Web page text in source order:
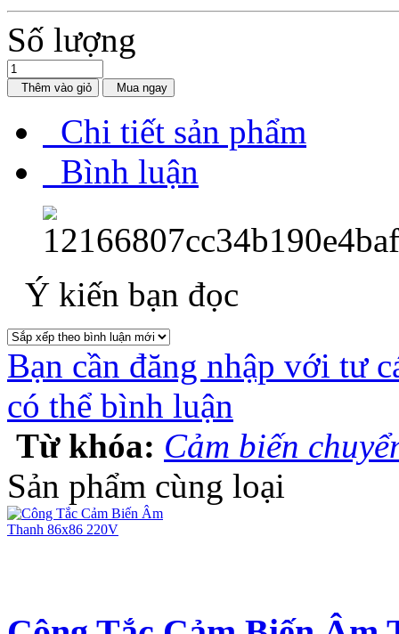
Số lượng
Thêm vào giỏ Mua ngay
Chi tiết sản phẩm
Bình luận
Ý kiến bạn đọc
Bạn cần đăng nhập với tư
có thể bình luận
Từ khóa: Cảm biến
Sản phẩm cùng loại